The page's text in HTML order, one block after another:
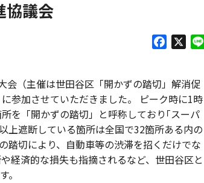
協議会
Facebook
（主催は世田谷区「開かずの踏切」解消促
参加させていただきました。 ピーク時に1時
を「開かずの踏切」と呼称しており｢スーパ
上遮断している箇所は全国で32箇所ある内の
踏切により、自動車等の渋滞を招くだけでな
経済的な損失も指摘されるなど、世田谷区と
。